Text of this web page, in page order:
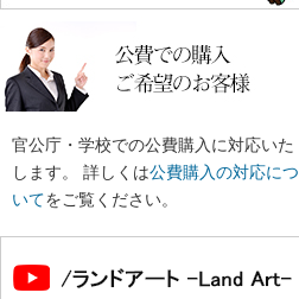
官公庁・学校での公費購入に対応いた
します。 詳しくは公費購入の対応につ
いてをご覧ください。